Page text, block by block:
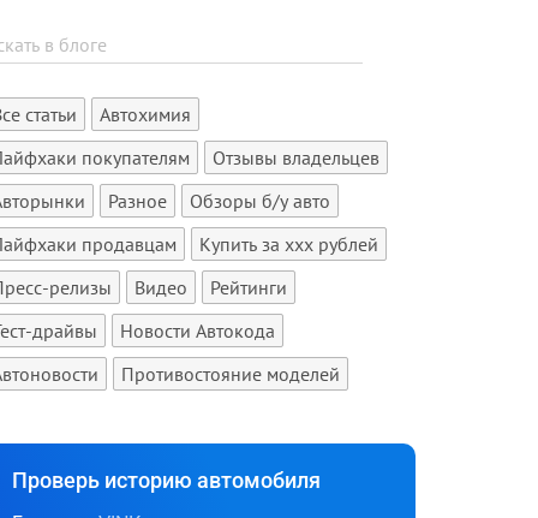
статьи
Автохимия
покупателям
Отзывы владельцев
Разное
Обзоры б/у авто
продавцам
Купить за xxx рублей
релизы
Видео
Рейтинги
драйвы
Новости Автокода
Противостояние моделей
Проверь историю автомобиля